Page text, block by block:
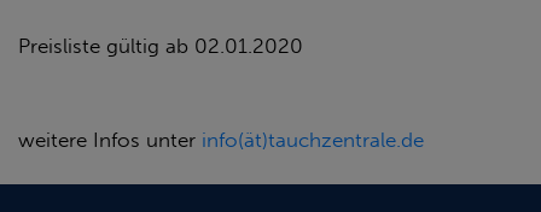
Preisliste gültig ab 02.01.2020
weitere Infos unter info(ät)tauchzentrale.de